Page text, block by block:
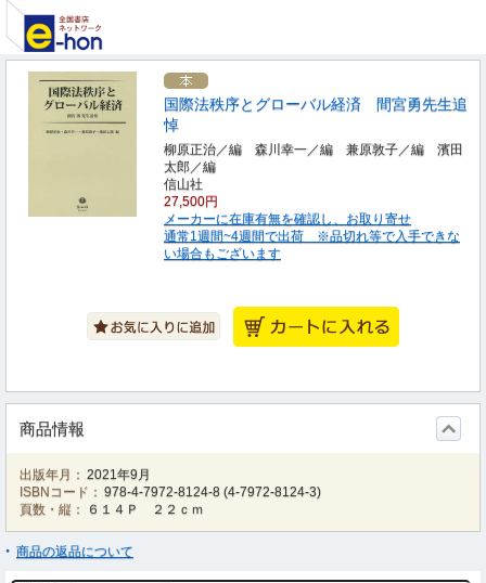
国際法秩序とグローバル経済 間宮勇先生追
悼
柳原正治／編 森川幸一／編 兼原敦子／編 濱田
太郎／編
信山社
27,500円
メーカーに在庫有無を確認し、お取り寄せ
通常1週間~4週間で出荷 ※品切れ等で入手できな
い場合もございます
商品情報
出版年月： 2021年9月
ISBNコード： 978-4-7972-8124-8 (4-7972-8124-3)
頁数・縦：
６１４Ｐ ２２ｃｍ
商品の返品について